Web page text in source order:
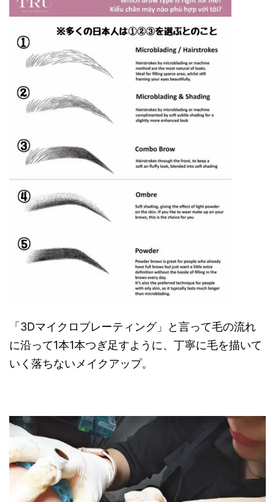
「3Dマイクロブレーティング」と言って毛の流れ
に沿って1本1本つぎ足すように、丁寧に毛を描いて
いく落ちないメイクアップ。